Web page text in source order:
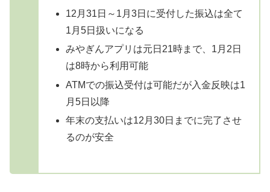
12月31日～1月3日に受付した振込は全て
1月5日扱いになる
みやぎんアプリは元日21時まで、1月2日
は8時から利用可能
ATMでの振込受付は可能だが入金反映は1
月5日以降
年末の支払いは12月30日までに完了させ
るのが安全